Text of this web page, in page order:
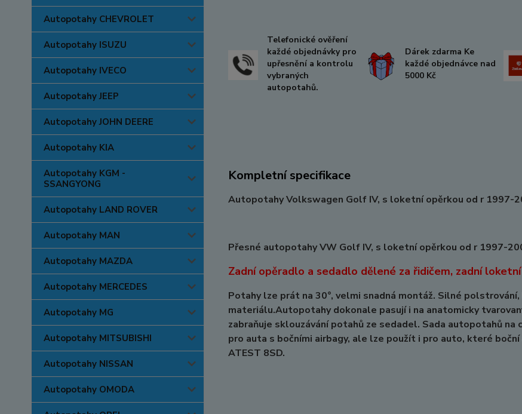
Autopotahy CHEVROLET
Autopotahy ISUZU
Autopotahy IVECO
Autopotahy JEEP
Autopotahy JOHN DEERE
Autopotahy KIA
Autopotahy KGM -
SSANGYONG
Autopotahy LAND ROVER
Autopotahy MAN
Autopotahy MAZDA
Autopotahy MERCEDES
Autopotahy MG
Autopotahy MITSUBISHI
Autopotahy NISSAN
Autopotahy OMODA
Telefonické ověření
každé objednávky pro
upřesnění a kontrolu
vybraných
autopotahů.
Dárek zdarma Ke
každé objednávce nad
5000 Kč
Kompletní specifikace
Autopotahy Volkswagen Golf IV, s loketní opěrkou od r 1997-
Přesné autopotahy VW Golf IV, s loketní opěrkou od r 1997-
Zadní opěradlo a sedadlo dělené za řidičem, zadní
Potahy lze prát na 30°, velmi snadná montáž. Silné
materiálu.Autopotahy dokonale pasují i na anatomicky
zabraňuje sklouzávání potahů ze sedadel. Sada autopotahů
pro auta s bočními airbagy, ale lze použít i pro auto, které
ATEST 8SD.